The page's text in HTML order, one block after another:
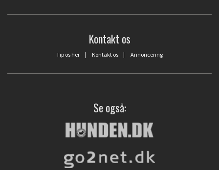
Kontakt os
Tip os her | Kontakt os | Annoncering
Se også: